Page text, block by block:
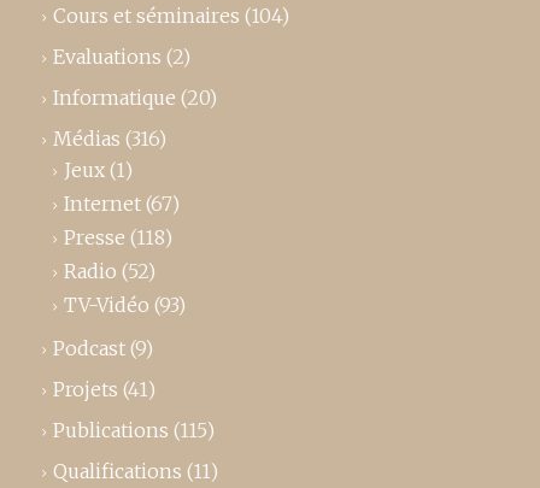
Cours et séminaires (104)
Evaluations (2)
Informatique (20)
Médias (316)
Jeux (1)
Internet (67)
Presse (118)
Radio (52)
TV-Vidéo (93)
Podcast (9)
Projets (41)
Publications (115)
Qualifications (11)